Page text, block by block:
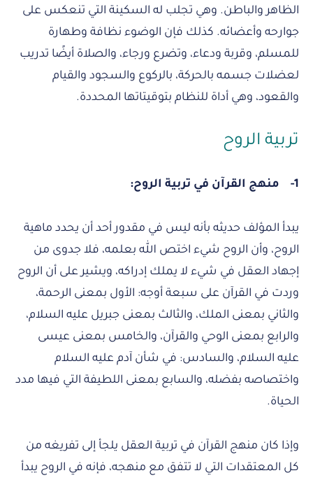
الظاهر والباطن. وهي تجلب له السكينة التي تنعكس على
جوارحه وأعضائه. كذلك فإن الوضوء نظافة وطهارة
للمسلم، وقربة ودعاء، وتضرع ورجاء، والصلاة أيضًا تدريب
لعضلات جسمه بالحركة، بالركوع والسجود والقيام
والقعود، وهي أداة للنظام بتوقيتاتها المحددة.
تربية الروح
1- منهج القرآن في تربية الروح:
يبدأ المؤلف حديثه بأنه ليس في مقدور أحد أن يحدد ماهية
الروح، وأن الروح شيء اختص الله بعلمه، فلا جدوى من
إجهاد العقل في شيء لا يملك إدراكه، ويشير على أن الروح
وردت في القرآن على سبعة أوجه: الأول بمعنى الرحمة،
والثاني بمعنى الملك، والثالث بمعنى جبريل عليه السلام،
والرابع بمعنى الوحي والقرآن، والخامس بمعنى عيسى
عليه السلام، والسادس: في شأن آدم عليه السلام
واختصاصه بفضله، والسابع بمعنى اللطيفة التي فيها مدد
الحياة.
وإذا كان منهج القرآن في تربية العقل يلجأ إلى تفريغه من
كل المعتقدات التي لا تتفق مع منهجه، فإنه في الروح يبدأ